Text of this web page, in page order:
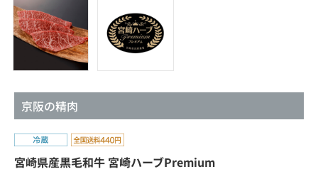
京阪の精肉
宮崎県産黒毛和牛 宮崎ハーブPremium